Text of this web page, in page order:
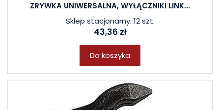
ZRYWKA UNIWERSALNA, WYŁĄCZNIKI LINK...
Sklep stacjonarny: 12 szt.
43,36 zł
Do koszyka